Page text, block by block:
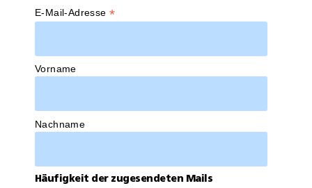
E-Mail-Adresse*
Vorname
Nachname
Häufigkeit der zugesendeten Mails